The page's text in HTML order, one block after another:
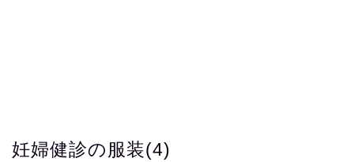
妊婦健診の服装(4)